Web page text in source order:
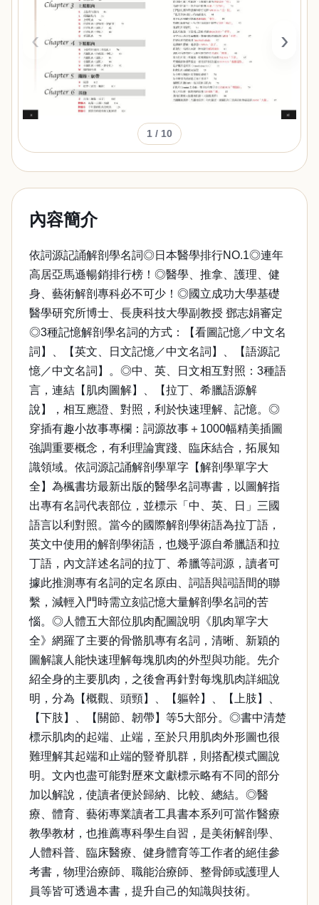
‹ ›
1 / 10
內容簡介
依詞源記誦解剖學名詞◎日本醫學排行NO.1◎連年
高居亞馬遜暢銷排行榜！◎醫學、推拿、護理、健
身、藝術解剖專科必不可少！◎國立成功大學基礎
醫學研究所博士、長庚科技大學副教授 鄧志娟審定
◎3種記憶解剖學名詞的方式：【看圖記憶／中文名
詞】、【英文、日文記憶／中文名詞】、【語源記
憶／中文名詞】。◎中、英、日文相互對照：3種語
言，連結【肌肉圖解】、【拉丁、希臘語源解
說】，相互應證、對照，利於快速理解、記憶。◎
穿插有趣小故事專欄：詞源故事＋1000幅精美插圖
強調重要概念，有利理論實踐、臨床結合，拓展知
識領域。依詞源記誦解剖學單字【解剖學單字大
全】為楓書坊最新出版的醫學名詞專書，以圖解指
出專有名詞代表部位，並標示「中、英、日」三國
語言以利對照。當今的國際解剖學術語為拉丁語，
英文中使用的解剖學術語，也幾乎源自希臘語和拉
丁語，內文詳述名詞的拉丁、希臘等詞源，讀者可
據此推測專有名詞的定名原由、詞語與詞語間的聯
繫，減輕入門時需立刻記憶大量解剖學名詞的苦
惱。◎人體五大部位肌肉配圖說明《肌肉單字大
全》網羅了主要的骨骼肌專有名詞，清晰、新穎的
圖解讓人能快速理解每塊肌肉的外型與功能。先介
紹全身的主要肌肉，之後會再針對每塊肌肉詳細說
明，分為【概觀、頭頸】、【軀幹】、【上肢】、
【下肢】、【關節、韌帶】等5大部分。◎書中清楚
標示肌肉的起端、止端，至於只用肌肉外形圖也很
難理解其起端和止端的豎脊肌群，則搭配模式圖說
明。文內也盡可能對歷來文獻標示略有不同的部分
加以解說，使讀者便於歸納、比較、總結。◎醫
療、體育、藝術專業讀者工具書本系列可當作醫療
教學教材，也推薦專科學生自習，是美術解剖學、
人體科普、臨床醫療、健身體育等工作者的絕佳參
考書，物理治療師、職能治療師、整骨師或護理人
員等皆可透過本書，提升自己的知識與技術。